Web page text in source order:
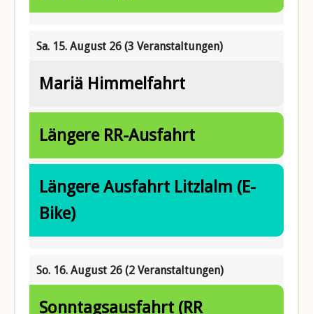
Sa. 15. August 26(3 Veranstaltungen)
Mariä Himmelfahrt
Längere RR-Ausfahrt
Längere Ausfahrt Litzlalm (E-
Bike)
So. 16. August 26(2 Veranstaltungen)
Sonntagsausfahrt (RR